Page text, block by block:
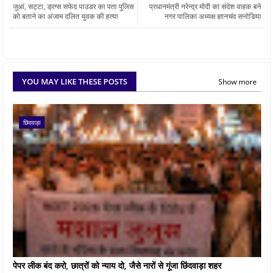
प्रधानमंत्री नरेन्द्र मोदी का संदेश वाहक बने
नगर पालिका अध्यक्ष ज्ञानचंद सनोडिया
जुआं, सट्टा, ड्रग्स सफेद पाउडर का पता पुलिस
को बताने का अंजाम दलित युवक की हत्या
YOU MAY LIKE THESE POSTS Show more
छिंदवाड़ा
पेपर लीक बंद करो, छात्रों को न्याय दो, जैसे नारों से गूंजा छिंदवाड़ा शहर